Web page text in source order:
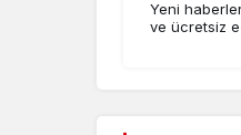
Yeni
ve ücretsiz